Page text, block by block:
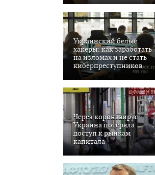
Украинский белые
хакеры: как заработать
на изломах и не стать
киберпреступников
Через коронавирус
Украина потеряла
доступ к рынкам
капитала